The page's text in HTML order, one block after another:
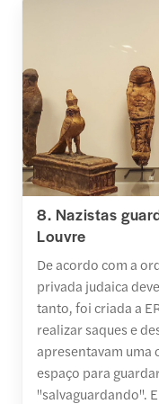
8. Nazistas
Louvre
De acordo com a
privada judaica
tanto, foi criada a
realizar saques e
apresentavam uma
espaço para
"salvaguardando".